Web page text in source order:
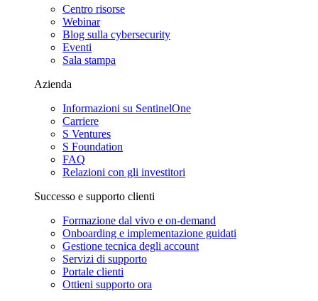
Centro risorse
Webinar
Blog sulla cybersecurity
Eventi
Sala stampa
Azienda
Informazioni su SentinelOne
Carriere
S Ventures
S Foundation
FAQ
Relazioni con gli investitori
Successo e supporto clienti
Formazione dal vivo e on-demand
Onboarding e implementazione guidati
Gestione tecnica degli account
Servizi di supporto
Portale clienti
Ottieni supporto ora